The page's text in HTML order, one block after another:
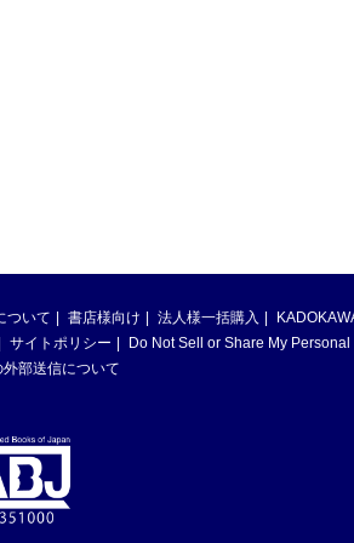
ついて 書店様向け 法人様一括購入
サイトポリシー
Do Not Sell or Share My Personal
部送信について